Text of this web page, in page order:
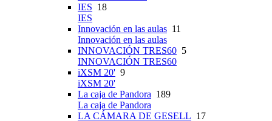
IES 18
IES
Innovación en las aulas 11
Innovación en las aulas
INNOVACIÓN TRES60 5
INNOVACIÓN TRES60
iXSM 20' 9
iXSM 20'
La caja de Pandora 189
La caja de Pandora
LA CÁMARA DE GESELL 17